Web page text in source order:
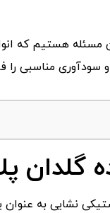
مسئله هستیم که
سودآوری مناسبی را
نشایی به عنوان